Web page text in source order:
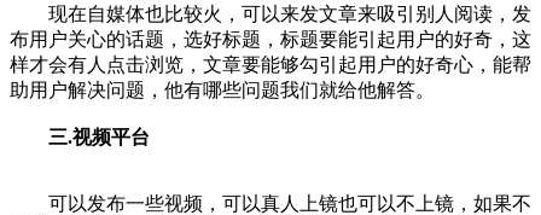
现在自媒体也比较火，可以来发文章来吸引别人阅读，发
布用户关心的话题，选好标题，标题要能引起用户的好奇，这
样才会有人点击浏览，文章要能够勾引起用户的好奇心，能帮
助用户解决问题，他有哪些问题我们就给他解答。
三.视频平台
可以发布一些视频，可以真人上镜也可以不上镜，如果不